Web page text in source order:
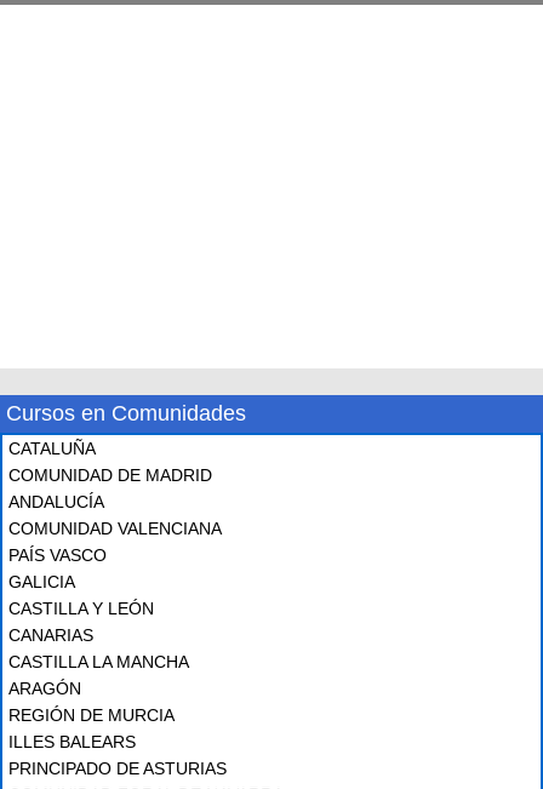
Cursos en Comunidades
CATALUÑA
COMUNIDAD DE MADRID
ANDALUCÍA
COMUNIDAD VALENCIANA
PAÍS VASCO
GALICIA
CASTILLA Y LEÓN
CANARIAS
CASTILLA LA MANCHA
ARAGÓN
REGIÓN DE MURCIA
ILLES BALEARS
PRINCIPADO DE ASTURIAS